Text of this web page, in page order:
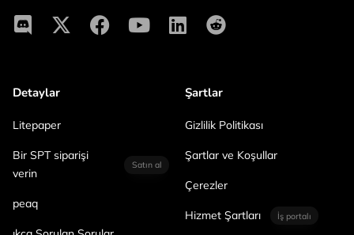
Detaylar
Litepaper
Bir SPT siparişi
verin
Satın al
peaq
Şartlar
Gizlilik Politikası
Şartlar ve Koşullar
Çerezler
Hizmet Şartları İş portalı